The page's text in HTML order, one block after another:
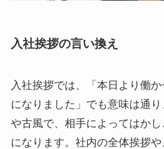
入社挨拶の言い換え
入社挨拶では、「本日より働
になりました」でも意味は通
や古風で、相手によってはか
になります。社内の全体挨拶